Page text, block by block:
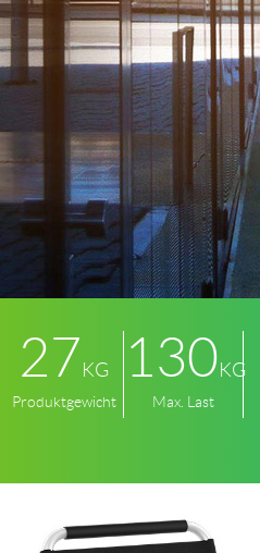
27 KG
Produktgewicht
130KG
Max. Last